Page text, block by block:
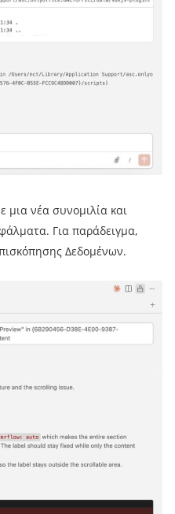
νέα συνομιλία και
Για παράδειγμα,
Δεδομένων.